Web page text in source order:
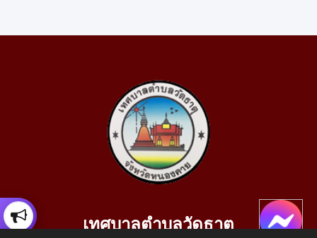
เทศบาลตำบลวัดธาตุ